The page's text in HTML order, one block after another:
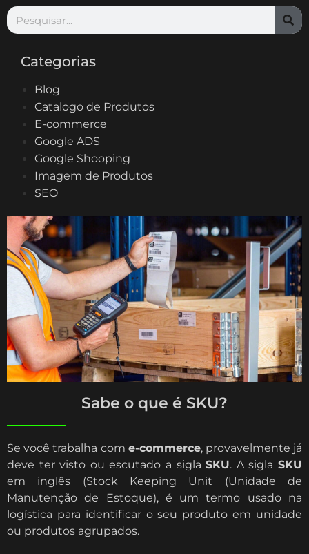
Categorias
Blog
Catalogo de Produtos
E-commerce
Google ADS
Google Shooping
Imagem de Produtos
SEO
Sabe o que é SKU?
Se você trabalha com e-commerce, provavelmente já
deve ter visto ou escutado a siglaSKU. A siglaSKU
em inglês (Stock Keeping Unit (Unidade de
Manutenção de Estoque), é um termo usado na
logística para identificar o seu produto em unidade
ou produtos agrupados.